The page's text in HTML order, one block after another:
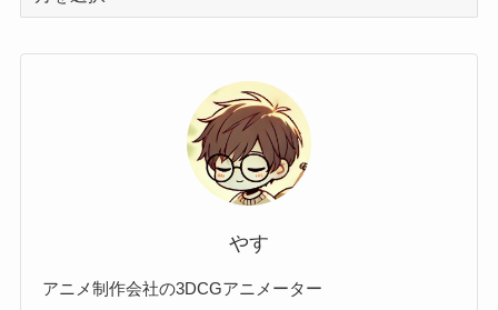
やす
アニメ制作会社の3DCGアニメーター